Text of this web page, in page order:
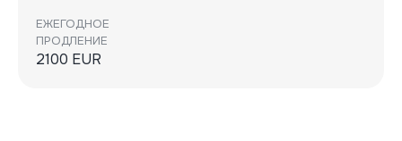
ЕЖЕГОДНОЕ
ПРОДЛЕНИЕ
2100 EUR